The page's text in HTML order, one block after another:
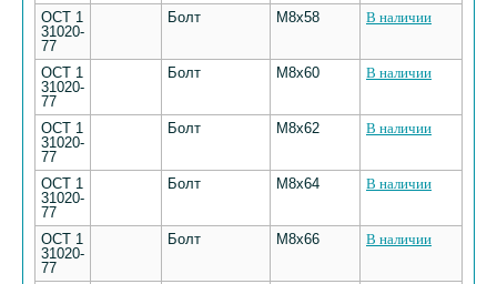
ОСТ 1
31020-
77
Болт M8х58 В наличии
ОСТ 1
31020-
77
Болт M8х60 В наличии
ОСТ 1
31020-
77
Болт M8х62 В наличии
ОСТ 1
31020-
77
Болт M8х64 В наличии
ОСТ 1
31020-
77
Болт M8х66 В наличии